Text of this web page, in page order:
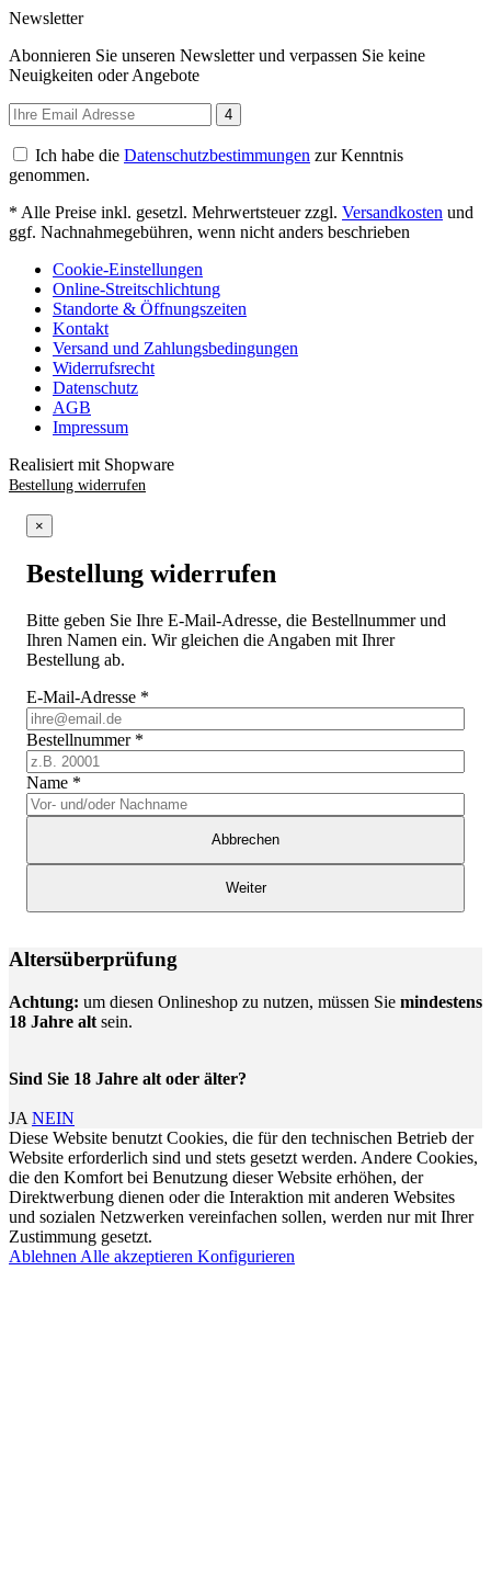
Newsletter
Abonnieren Sie unseren Newsletter und verpassen Sie keine
Neuigkeiten oder Angebote
4
Ich habe die Datenschutzbestimmungen zur Kenntnis
genommen.
* Alle Preise inkl. gesetzl. Mehrwertsteuer zzgl. Versandkosten und
ggf. Nachnahmegebühren, wenn nicht anders beschrieben
Cookie-Einstellungen
Online-Streitschlichtung
Standorte & Öffnungszeiten
Kontakt
Versand und Zahlungsbedingungen
Widerrufsrecht
Datenschutz
AGB
Impressum
Realisiert mit Shopware
Bestellung widerrufen
×
Bestellung widerrufen
Bitte geben Sie Ihre E-Mail-Adresse, die Bestellnummer und
Ihren Namen ein. Wir gleichen die Angaben mit Ihrer
Bestellung ab.
E-Mail-Adresse *
Bestellnummer *
Name *
Abbrechen
Weiter
Altersüberprüfung
Achtung: um diesen Onlineshop zu nutzen, müssen Sie mindestens
18 Jahre alt sein.
Sind Sie 18 Jahre alt oder älter?
JA NEIN
Diese Website benutzt Cookies, die für den technischen Betrieb der
Website erforderlich sind und stets gesetzt werden. Andere Cookies,
die den Komfort bei Benutzung dieser Website erhöhen, der
Direktwerbung dienen oder die Interaktion mit anderen Websites
und sozialen Netzwerken vereinfachen sollen, werden nur mit Ihrer
Zustimmung gesetzt.
Ablehnen Alle akzeptieren Konfigurieren